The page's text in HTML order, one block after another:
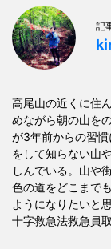
記
高尾山の近くに住
めながら朝の山を
が3年前からの習
をして知らない山
しんでいる。山や
色の道をどこまで
ようになりたいと
十字救急法救急員